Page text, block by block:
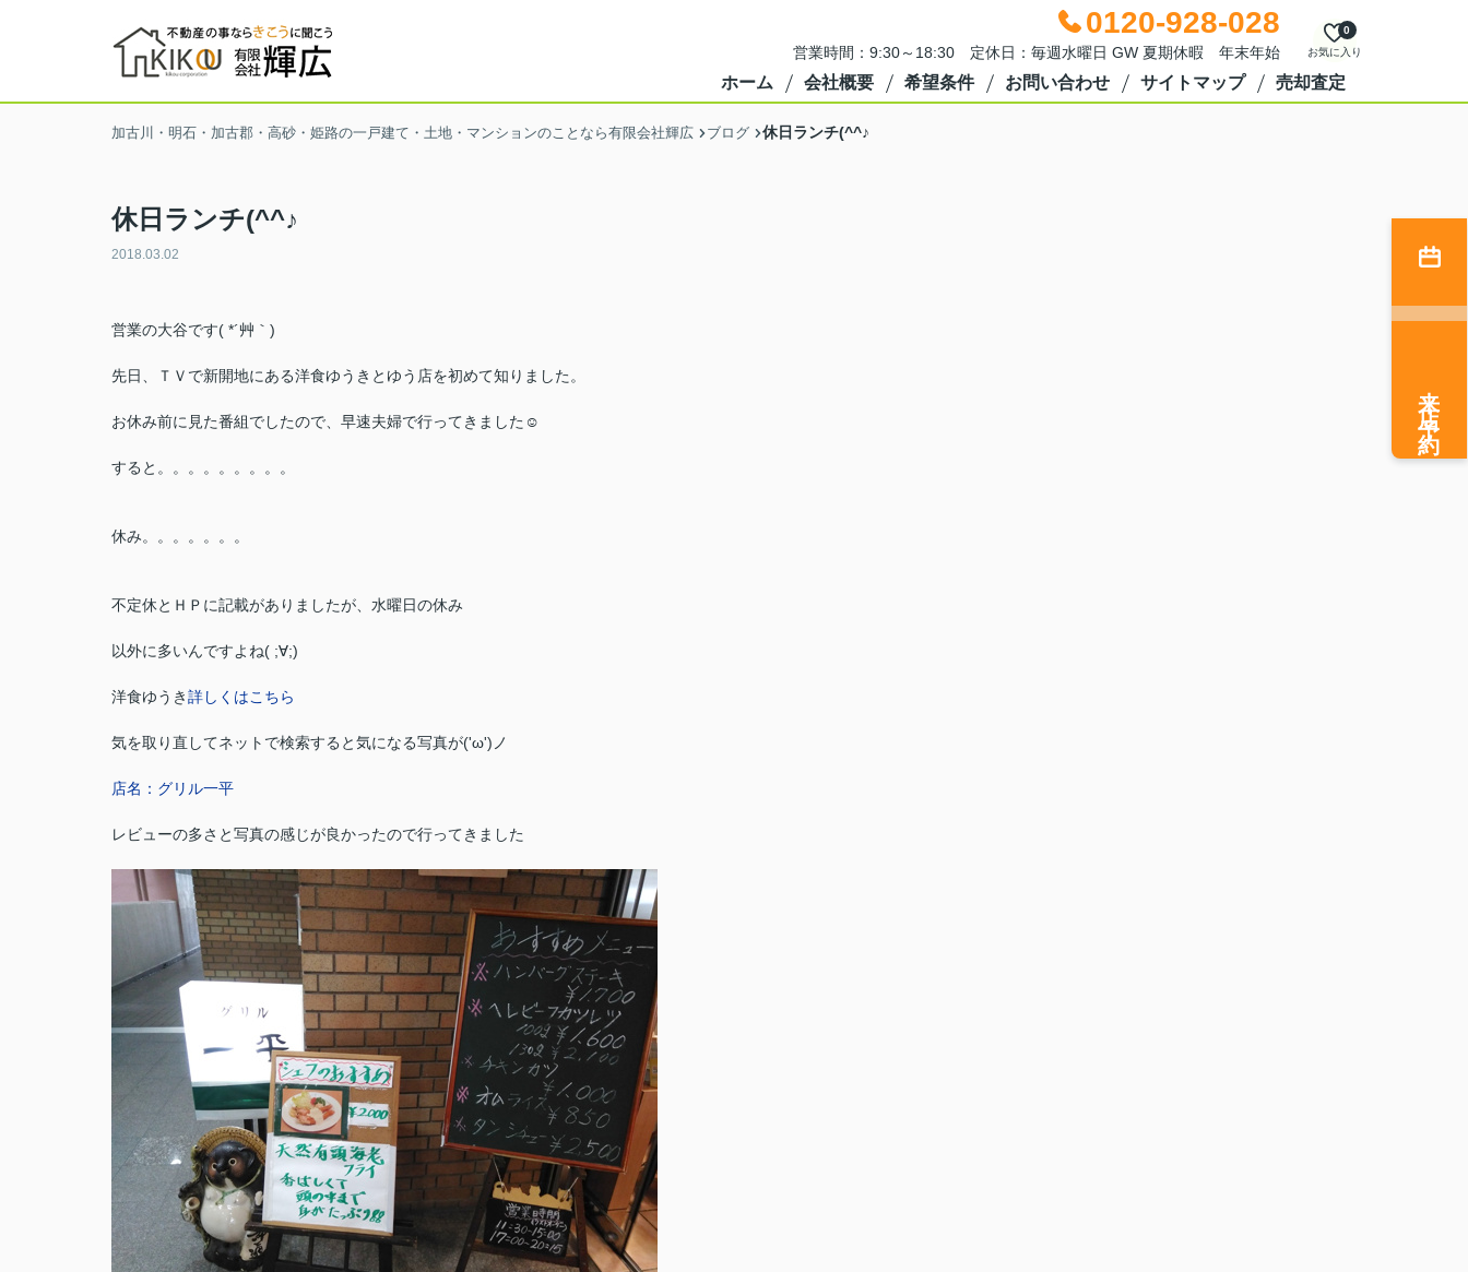
0120-928-028
営業時間：9:30～18:30 定休日：毎週水曜日 GW 夏期休暇 年末年始 お気に入り
0
ホーム 会社概要 希望条件 お問い合わせ サイトマップ 売却査定
加古川・明石・加古郡・高砂・姫路の一戸建て・土地・マンションのことなら有限会社輝広 ブログ 休日ランチ(^^♪
休日ランチ(^^♪
2018.03.02
営業の大谷です( *´艸｀)
先日、ＴＶで新開地にある洋食ゆうきとゆう店を初めて知りました。
お休み前に見た番組でしたので、早速夫婦で行ってきました☺
すると。。。。。。。。。
休み。。。。。。。
不定休とＨＰに記載がありましたが、水曜日の休み
以外に多いんですよね( ;∀;)
洋食ゆうき詳しくはこちら
気を取り直してネットで検索すると気になる写真が('ω')ノ
店名：グリル一平
レビューの多さと写真の感じが良かったので行ってきました
来店予約